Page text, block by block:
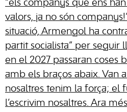
“els companys que ens
valors, ja no són
situació, Armengol ha
partit socialista” per seguir
en el 2027 passaran coses
amb els braços abaix. Van
nosaltres tenim la força; el
l’escrivim nosaltres. Ara